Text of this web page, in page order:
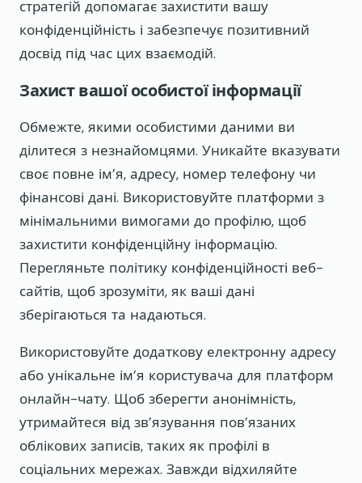
стратегій допомагає захистити вашу
конфіденційність і забезпечує позитивний
досвід під час цих взаємодій.
Захист вашої особистої інформації
Обмежте, якими особистими даними ви
ділитеся з незнайомцями. Уникайте вказувати
своє повне ім’я, адресу, номер телефону чи
фінансові дані. Використовуйте платформи з
мінімальними вимогами до профілю, щоб
захистити конфіденційну інформацію.
Перегляньте політику конфіденційності веб-
сайтів, щоб зрозуміти, як ваші дані
зберігаються та надаються.
Використовуйте додаткову електронну адресу
або унікальне ім’я користувача для платформ
онлайн-чату. Щоб зберегти анонімність,
утримайтеся від зв’язування пов’язаних
облікових записів, таких як профілі в
соціальних мережах. Завжди відхиляйте